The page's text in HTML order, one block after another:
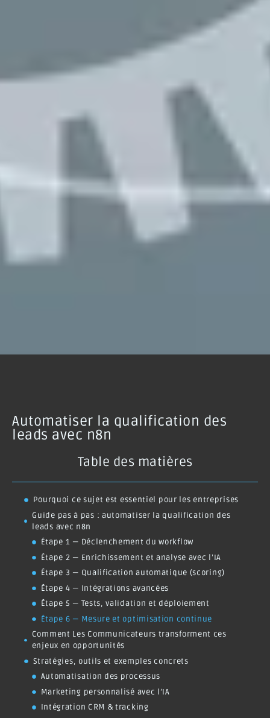
Guide pas à pas : automatiser la qualification des
leads avec n8n
Étape 2 — Enrichissement et analyse avec l’IA
Étape 3 — Qualification automatique (scoring)
Étape 4 — Intégrations avancées
Étape 5 — Tests, validation et déploiement
Étape 6 — Mesure et optimisation continue
Comment Les Communicateurs transforment ces
enjeux en opportunités
Stratégies, outils et exemples concrets
Automatisation des processus
Marketing personnalisé avec l’IA
Intégration CRM & tracking
Exemple concret — Template n8n et ressources
Scénario pratique — PME B2B
Les bénéfices à long terme pour votre entreprise
Conclusion : passer à l’action avec Les
Communicateurs